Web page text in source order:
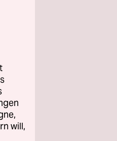
will,